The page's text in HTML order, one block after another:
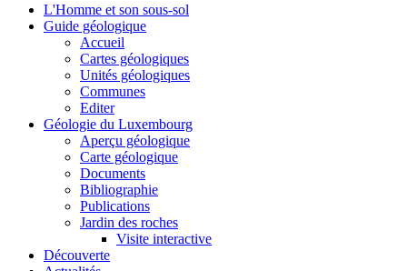
L'Homme et son sous-sol
Guide géologique
Accueil
Cartes géologiques
Unités géologiques
Communes
Editer
Géologie du Luxembourg
Aperçu géologique
Carte géologique
Documents
Bibliographie
Publications
Jardin des roches
Visite interactive
Découverte